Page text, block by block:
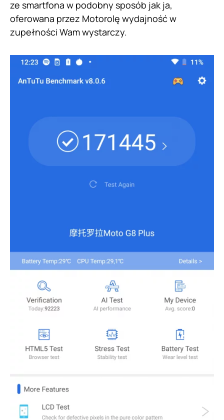
ze smartfona w podobny sposób jak ja,
oferowana przez Motorolę wydajność w
zupełności Wam wystarczy.